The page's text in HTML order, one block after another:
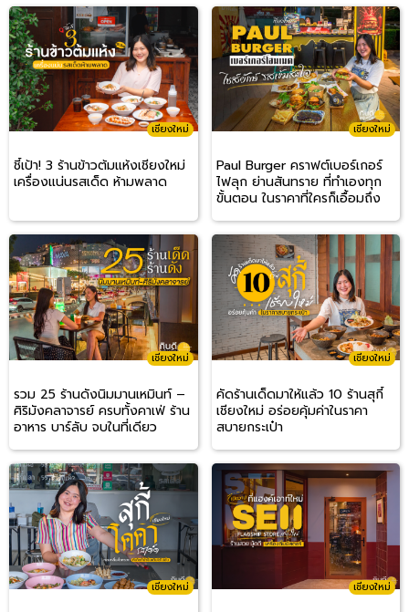
เชียงใหม่
ชี้เป้า! 3 ร้านข้าวต้มแห้งเชียงใหม่
เครื่องแน่นรสเด็ด ห้ามพลาด
เชียงใหม่
Paul Burger คราฟต์เบอร์เกอร์
ไฟลุก ย่านสันทราย ที่ทำเองทุก
ขั้นตอน ในราคาที่ใครก็เอื้อมถึง
เชียงใหม่
รวม 25 ร้านดังนิมมานเหมินท์ –
ศิริมังคลาจารย์ ครบทั้งคาเฟ่ ร้าน
อาหาร บาร์ลับ จบในที่เดียว
เชียงใหม่
คัดร้านเด็ดมาให้แล้ว 10 ร้านสุกี้
เชียงใหม่ อร่อยคุ้มค่าในราคา
สบายกระเป๋า
เชียงใหม่ เชียงใหม่